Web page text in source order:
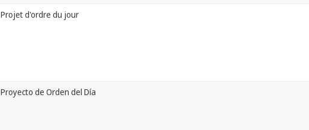
Projet d'ordre du jour
Proyecto de Orden del Día